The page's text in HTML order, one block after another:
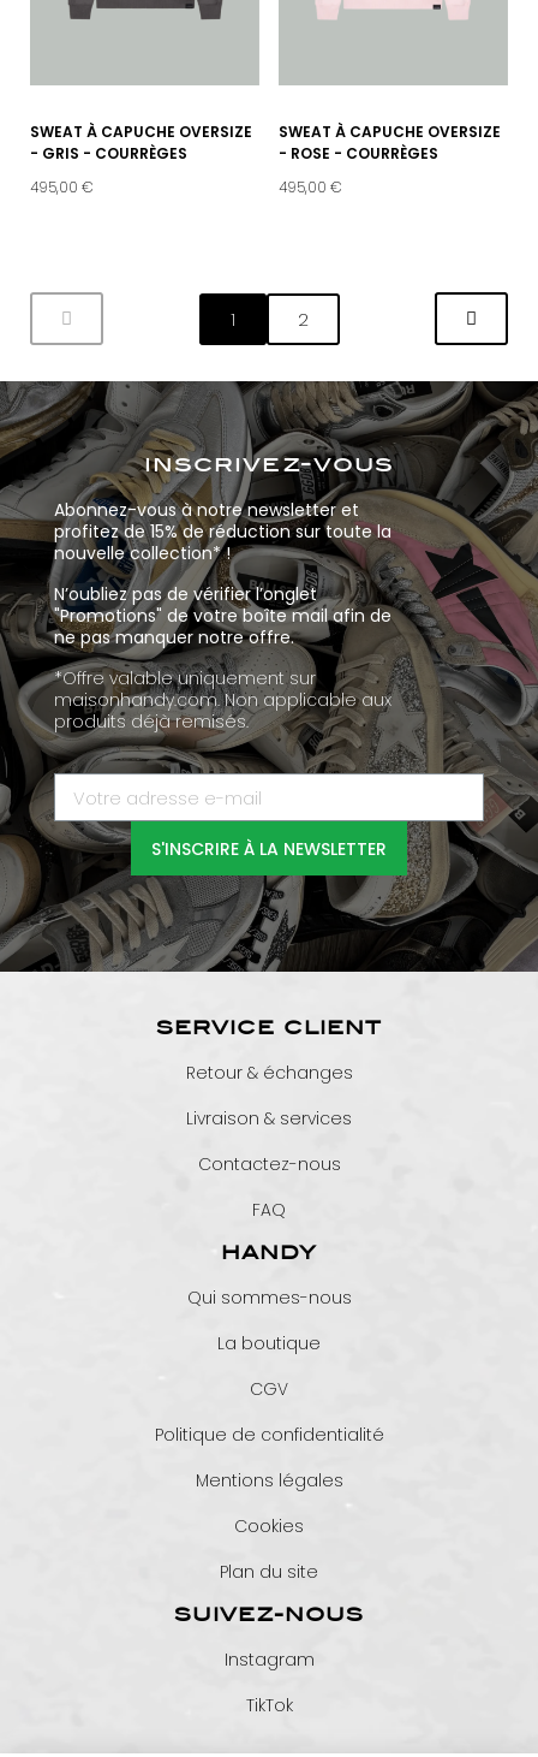
SWEAT À CAPUCHE OVERSIZE
- GRIS - COURRÈGES
495,00 €
SWEAT À CAPUCHE OVERSIZE
- ROSE - COURRÈGES
495,00 €
1 2
inscrivez-vous
Abonnez-vous à notre newsletter et
profitez de 15% de réduction sur toute la
nouvelle collection* !
N’oubliez pas de vérifier l’onglet
"Promotions" de votre boîte mail afin de
ne pas manquer notre offre.
*Offre valable uniquement sur
maisonhandy.com. Non applicable aux
produits déjà remisés.
S'INSCRIRE À LA NEWSLETTER
SERVICE CLIENT
Retour & échanges
Livraison & services
Contactez-nous
FAQ
HANDY
Qui sommes-nous
La boutique
CGV
Politique de confidentialité
Mentions légales
Cookies
Plan du site
SUIVEZ-NOUS
Instagram
TikTok